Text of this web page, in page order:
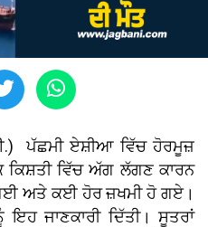
ਪੱਛਮੀ ਏਸ਼ੀਆ ਵਿੱਚ ਹੋਰਮੂਜ਼
ਵਿੱਚ ਅੱਗ ਲੱਗਣ ਕਾਰਨ
ਅਤੇ ਕਈ ਹੋਰ ਜ਼ਖਮੀ ਹੋ ਗਏ।
ਇਹ ਜਾਣਕਾਰੀ ਦਿੱਤੀ। ਸੂਤਰਾਂ